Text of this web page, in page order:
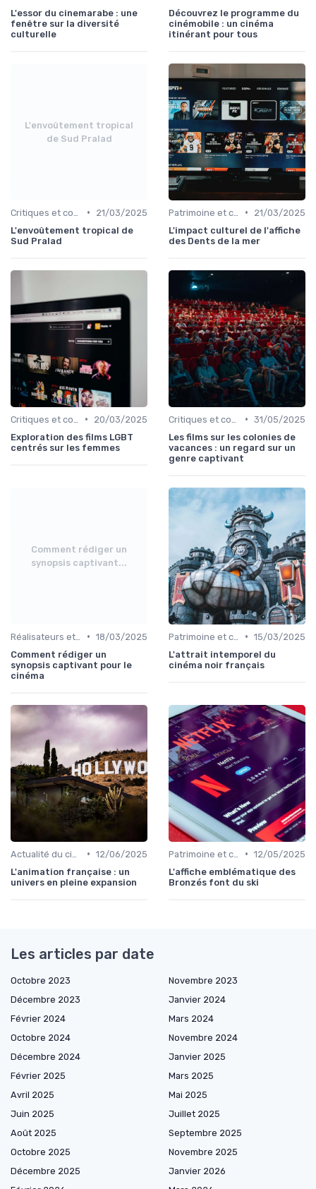
L'essor du cinemarabe : une
fenêtre sur la diversité
culturelle
Découvrez le programme du
cinémobile : un cinéma
itinérant pour tous
L'envoûtement tropical
de Sud Pralad
•
21/03/2025
L'envoûtement tropical de
Sud Pralad
•
21/03/2025
L'impact culturel de l'affiche
des Dents de la mer
•
20/03/2025
Exploration des films LGBT
centrés sur les femmes
• 31/05/2025
Les films sur les colonies de
vacances : un regard sur un
genre captivant
Comment rédiger un
synopsis captivant...
• 18/03/2025
Comment rédiger un
synopsis captivant pour le
cinéma
• 15/03/2025
L'attrait intemporel du
cinéma noir français
• 12/06/2025
L'animation française : un
univers en pleine expansion
• 12/05/2025
L'affiche emblématique des
Bronzés font du ski
Les articles par date
Octobre 2023
Novembre 2023
Décembre 2023
Janvier 2024
Février 2024
Mars 2024
Octobre 2024
Novembre 2024
Décembre 2024
Janvier 2025
Février 2025
Mars 2025
Avril 2025
Mai 2025
Juin 2025
Juillet 2025
Août 2025
Septembre 2025
Octobre 2025
Novembre 2025
Décembre 2025
Janvier 2026